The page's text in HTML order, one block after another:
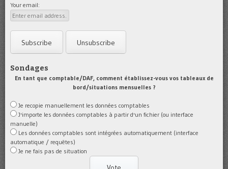
Your email:
Sondages
En tant que comptable/DAF, comment établissez-vous vos tableaux de
bord/situations mensuelles ?
Je recopie manuellement les données comptables
J'importe les données comptables à partir d'un fichier (ou interface
manuelle)
Les données comptables sont intégrées automatiquement (interface
automatique / requêtes)
Je ne fais pas de situation